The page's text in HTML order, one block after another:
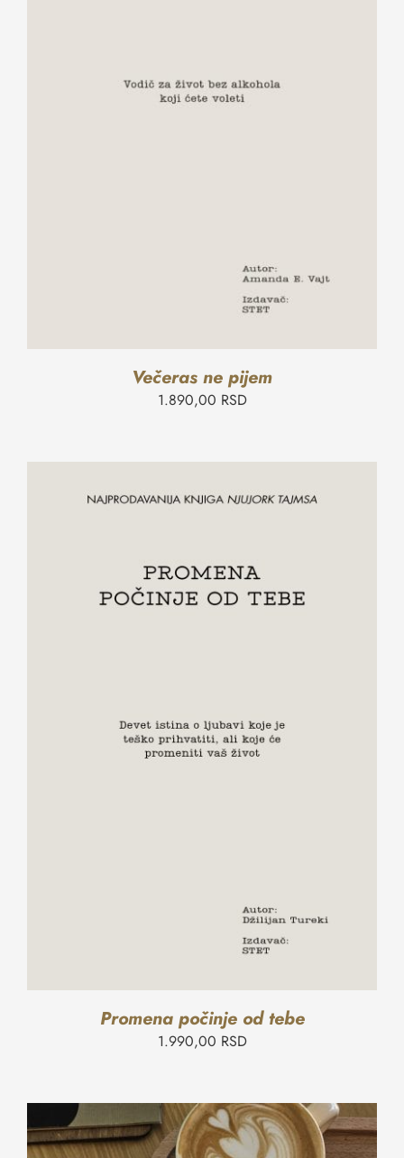
Večeras ne pijem
1.890,00 RSD
Promena počinje od tebe
1.990,00 RSD